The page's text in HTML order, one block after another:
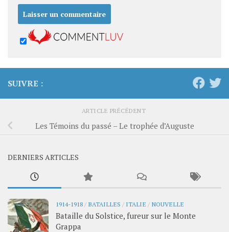
SUIVRE :
ARTICLE PRÉCÉDENT
Les Témoins du passé – Le trophée d’Auguste
DERNIERS ARTICLES
1914-1918 / BATAILLES / ITALIE / NOUVELLE
Bataille du Solstice, fureur sur le Monte
Grappa